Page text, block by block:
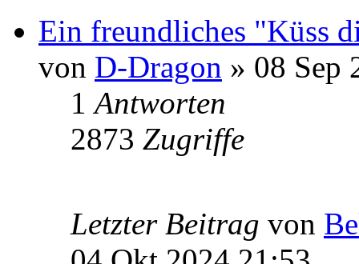
Ein freundliches "Küss
von D-Dragon » 08 Sep
1Antworten
2873 Zugriffe
Letzter Beitrag von